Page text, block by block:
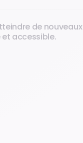
de
accessible.